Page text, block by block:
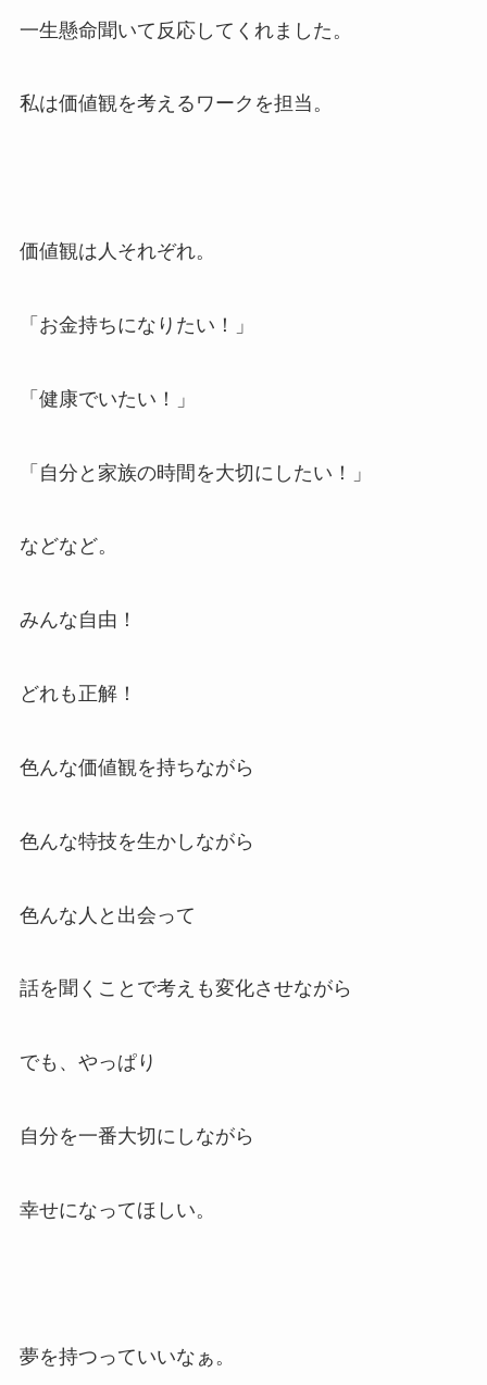
一生懸命聞いて反応してくれました。
私は価値観を考えるワークを担当。
価値観は人それぞれ。
「お金持ちになりたい！」
「健康でいたい！」
「自分と家族の時間を大切にしたい！」
などなど。
みんな自由！
どれも正解！
色んな価値観を持ちながら
色んな特技を生かしながら
色んな人と出会って
話を聞くことで考えも変化させながら
でも、やっぱり
自分を一番大切にしながら
幸せになってほしい。
夢を持つっていいなぁ。